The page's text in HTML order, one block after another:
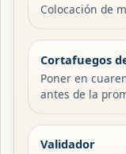
Colocación de
Cortafuegos
Poner en
antes de la
Validador